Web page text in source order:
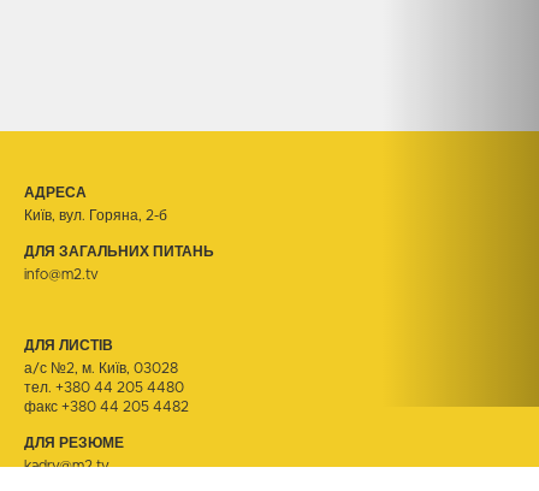
АДРЕСА
Київ, вул. Горяна, 2-б
ДЛЯ ЗАГАЛЬНИХ ПИТАНЬ
info@m2.tv
ДЛЯ ЛИСТІВ
а/с №2, м. Київ, 03028
тел. +380 44 205 4480
факс +380 44 205 4482
ДЛЯ РЕЗЮМЕ
kadry@m2.tv